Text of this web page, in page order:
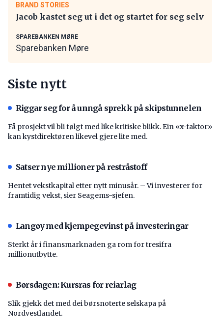
BRAND STORIES
Jacob kastet seg ut i det og startet for seg selv
SPAREBANKEN MØRE
Sparebanken Møre
Siste nytt
Riggar seg for å unngå sprekk på skipstunnelen
Få prosjekt vil bli følgt med like kritiske blikk. Ein «x-faktor»
kan kystdirektøren likevel gjere lite med.
Satser nye millioner på restråstoff
Hentet vekstkapital etter nytt minusår. – Vi investerer for
framtidig vekst, sier Seagems-sjefen.
Langøy med kjempegevinst på investeringar
Sterkt år i finansmarknaden ga rom for tresifra
millionutbytte.
Børsdagen: Kursras for reiarlag
Slik gjekk det med dei børsnoterte selskapa på
Nordvestlandet.